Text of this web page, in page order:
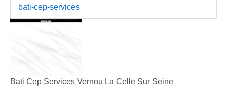
bati-cep-services
Bati Cep Services Vernou La Celle Sur Seine